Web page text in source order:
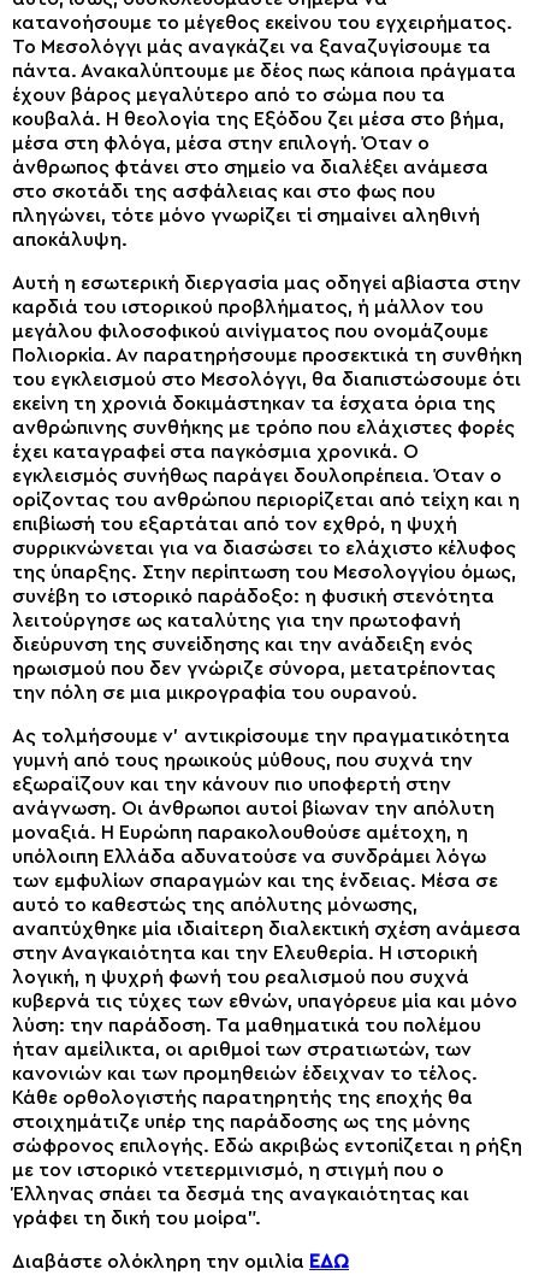
κατανοήσουμε το μέγεθος εκείνου του εγχειρήματος.
Το Μεσολόγγι μάς αναγκάζει να ξαναζυγίσουμε τα
πάντα. Ανακαλύπτουμε με δέος πως κάποια πράγματα
έχουν βάρος μεγαλύτερο από το σώμα που τα
κουβαλά. Η θεολογία της Εξόδου ζει μέσα στο βήμα,
μέσα στη φλόγα, μέσα στην επιλογή. Όταν ο
άνθρωπος φτάνει στο σημείο να διαλέξει ανάμεσα
στο σκοτάδι της ασφάλειας και στο φως που
πληγώνει, τότε μόνο γνωρίζει τί σημαίνει αληθινή
αποκάλυψη.
Αυτή η εσωτερική διεργασία μας οδηγεί αβίαστα στην
καρδιά του ιστορικού προβλήματος, ή μάλλον του
μεγάλου φιλοσοφικού αινίγματος που ονομάζουμε
Πολιορκία. Αν παρατηρήσουμε προσεκτικά τη συνθήκη
του εγκλεισμού στο Μεσολόγγι, θα διαπιστώσουμε ότι
εκείνη τη χρονιά δοκιμάστηκαν τα έσχατα όρια της
ανθρώπινης συνθήκης με τρόπο που ελάχιστες φορές
έχει καταγραφεί στα παγκόσμια χρονικά. Ο
εγκλεισμός συνήθως παράγει δουλοπρέπεια. Όταν ο
ορίζοντας του ανθρώπου περιορίζεται από τείχη και η
επιβίωσή του εξαρτάται από τον εχθρό, η ψυχή
συρρικνώνεται για να διασώσει το ελάχιστο κέλυφος
της ύπαρξης. Στην περίπτωση του Μεσολογγίου όμως,
συνέβη το ιστορικό παράδοξο: η φυσική στενότητα
λειτούργησε ως καταλύτης για την πρωτοφανή
διεύρυνση της συνείδησης και την ανάδειξη ενός
ηρωισμού που δεν γνώριζε σύνορα, μετατρέποντας
την πόλη σε μια μικρογραφία του ουρανού.
Ας τολμήσουμε ν’ αντικρίσουμε την πραγματικότητα
γυμνή από τους ηρωικούς μύθους, που συχνά την
εξωραΐζουν και την κάνουν πιο υποφερτή στην
ανάγνωση. Οι άνθρωποι αυτοί βίωναν την απόλυτη
μοναξιά. Η Ευρώπη παρακολουθούσε αμέτοχη, η
υπόλοιπη Ελλάδα αδυνατούσε να συνδράμει λόγω
των εμφυλίων σπαραγμών και της ένδειας. Μέσα σε
αυτό το καθεστώς της απόλυτης μόνωσης,
αναπτύχθηκε μία ιδιαίτερη διαλεκτική σχέση ανάμεσα
στην Αναγκαιότητα και την Ελευθερία. Η ιστορική
λογική, η ψυχρή φωνή του ρεαλισμού που συχνά
κυβερνά τις τύχες των εθνών, υπαγόρευε μία και μόνο
λύση: την παράδοση. Τα μαθηματικά του πολέμου
ήταν αμείλικτα, οι αριθμοί των στρατιωτών, των
κανονιών και των προμηθειών έδειχναν το τέλος.
Κάθε ορθολογιστής παρατηρητής της εποχής θα
στοιχημάτιζε υπέρ της παράδοσης ως της μόνης
σώφρονος επιλογής. Εδώ ακριβώς εντοπίζεται η ρήξη
με τον ιστορικό ντετερμινισμό, η στιγμή που ο
Έλληνας σπάει τα δεσμά της αναγκαιότητας και
γράφει τη δική του μοίρα”.
Διαβάστε ολόκληρη την ομιλία ΕΔΩ